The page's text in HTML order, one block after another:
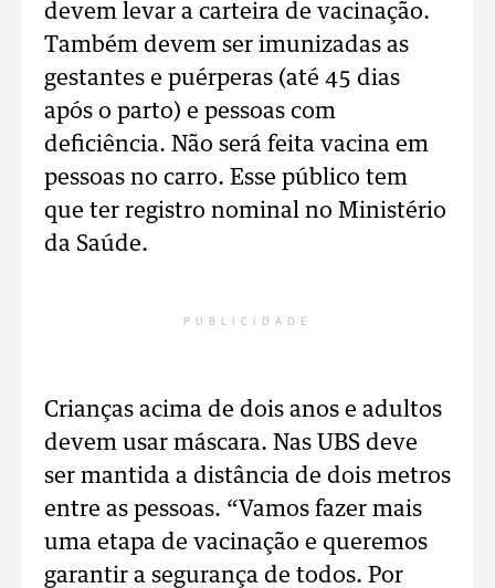
devem levar a carteira de vacinação.
Também devem ser imunizadas as
gestantes e puérperas (até 45 dias
após o parto) e pessoas com
deficiência. Não será feita vacina em
pessoas no carro. Esse público tem
que ter registro nominal no Ministério
da Saúde.
PUBLICIDADE
Crianças acima de dois anos e adultos
devem usar máscara. Nas UBS deve
ser mantida a distância de dois metros
entre as pessoas. “Vamos fazer mais
uma etapa de vacinação e queremos
garantir a segurança de todos. Por